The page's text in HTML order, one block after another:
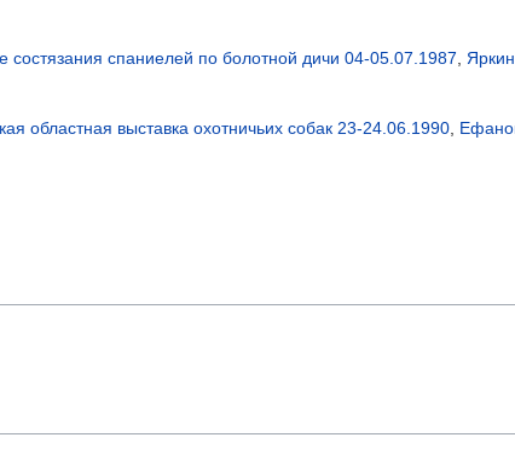
спаниелей по болотной дичи 04-05.07.1987,
областная выставка охотничьих собак 23-24.06.1990,